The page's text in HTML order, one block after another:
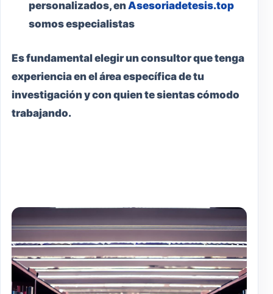
personalizados, enAsesoriadetesis.top
somos especialistas
Es fundamental elegir un consultor que tenga
experiencia en el área específica de tu
investigación y con quien te sientas cómodo
trabajando.